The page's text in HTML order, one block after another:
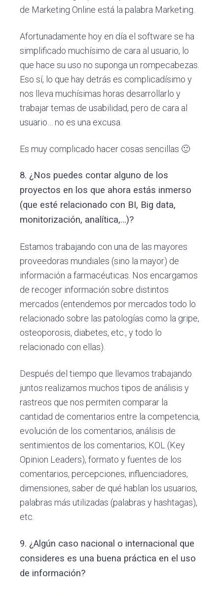
de Marketing Online está la palabra Marketing.
Afortunadamente hoy en día el software se ha
simplificado muchísimo de cara al usuario, lo
que hace su uso no suponga un rompecabezas.
Eso sí, lo que hay detrás es complicadísimo y
nos lleva muchísimas horas desarrollarlo y
trabajar temas de usabilidad, pero de cara al
usuario… no es una excusa.
Es muy complicado hacer cosas sencillas 🙂
8. ¿Nos puedes contar alguno de los
proyectos en los que ahora estás inmerso
(que esté relacionado con BI, Big data,
monitorización, analítica,…)?
Estamos trabajando con una de las mayores
proveedoras mundiales (sino la mayor) de
información a farmacéuticas. Nos encargamos
de recoger información sobre distintos
mercados (entendemos por mercados todo lo
relacionado sobre las patologías como la gripe,
osteoporosis, diabetes, etc., y todo lo
relacionado con ellas).
Después del tiempo que llevamos trabajando
juntos realizamos muchos tipos de análisis y
rastreos que nos permiten comparar la
cantidad de comentarios entre la competencia,
evolución de los comentarios, análisis de
sentimientos de los comentarios, KOL (Key
Opinion Leaders), formato y fuentes de los
comentarios, percepciones, influenciadores,
dimensiones, saber de qué hablan los usuarios,
palabras más utilizadas (palabras y hashtagas),
etc.
9. ¿Algún caso nacional o internacional que
consideres es una buena práctica en el uso
de información?